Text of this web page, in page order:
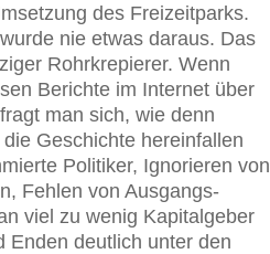
des Freizeitparks.
nie etwas daraus. Das
Rohrkrepierer. Wenn
Berichte im Internet über
man sich, wie denn
Geschichte hereinfallen
Politiker, Ignorieren von
Fehlen von Ausgangs-
viel zu wenig Kapitalgeber
Enden deutlich unter den